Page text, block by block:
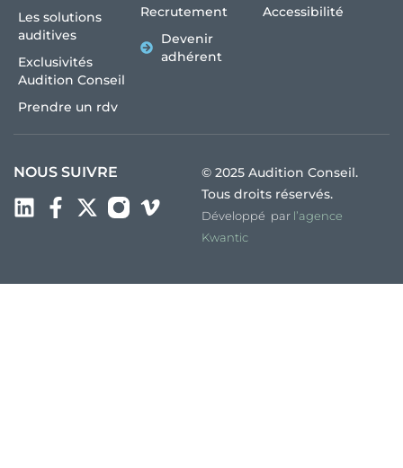
Les solutions
auditives
Exclusivités
Audition Conseil
Prendre un rdv
Recrutement
Devenir
adhérent
Accessibilité
NOUS SUIVRE
© 2025 Audition Conseil.
Tous droits réservés.
Développé par l’agence
Kwantic